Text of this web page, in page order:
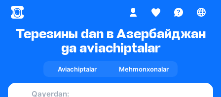
Терезины dan в Азербайджан
ga aviachiptalar
Aviachiptalar Mehmonxonalar